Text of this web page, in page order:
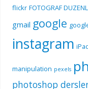
flickr FOTOGRAF
gmail google
instagram
manipulation pexels
photoshop